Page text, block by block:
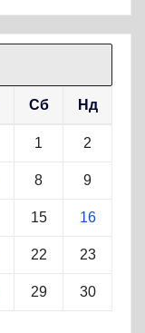
Сб Нд
1 2
8 9
15 16
22 23
29 30